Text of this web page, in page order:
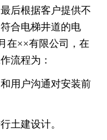
后根据客户提供不
合电梯井道的电
在××有限公司，在
流程为：
用户沟通对安装前
土建设计。